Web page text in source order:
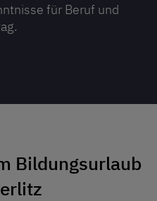
für Beruf und
Bildungsurlaub